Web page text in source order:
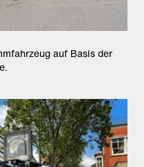
auf Basis der